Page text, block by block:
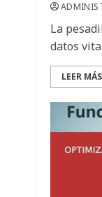
La
datos
LEER MÁS